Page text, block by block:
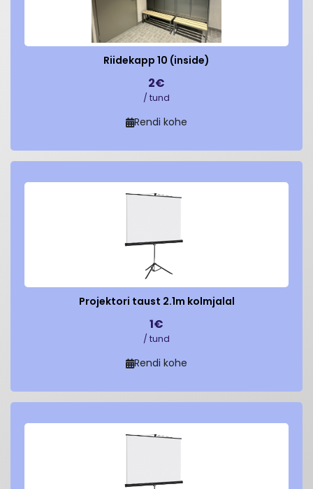
Riidekapp 10 (inside)
2€
/ tund
Rendi kohe
Projektori taust 2.1m kolmjalal
1€
/ tund
Rendi kohe